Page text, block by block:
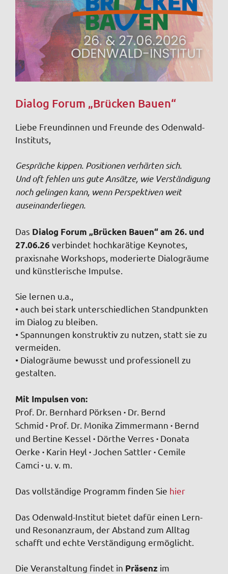
Dialog Forum „Brücken Bauen“
Liebe Freundinnen und Freunde des Odenwald-
Instituts,
Gespräche kippen. Positionen verhärten sich.
Und oft fehlen uns gute Ansätze, wie Verständigung
noch gelingen kann, wenn Perspektiven weit
auseinanderliegen.
Das Dialog Forum „Brücken Bauen“ am 26. und
27.06.26 verbindet hochkarätige Keynotes,
praxisnahe Workshops, moderierte Dialogräume
und künstlerische Impulse.
Sie lernen u.a.,
• auch bei stark unterschiedlichen Standpunkten
im Dialog zu bleiben.
• Spannungen konstruktiv zu nutzen, statt sie zu
vermeiden.
• Dialogräume bewusst und professionell zu
gestalten.
Mit Impulsen von:
Prof. Dr. Bernhard Pörksen · Dr. Bernd
Schmid · Prof. Dr. Monika Zimmermann · Bernd
und Bertine Kessel · Dörthe Verres · Donata
Oerke · Karin Heyl · Jochen Sattler· Cemile
Camci · u. v. m.
Das vollständige Programm finden Sie hier
Das Odenwald-Institut bietet dafür einen Lern-
und Resonanzraum, der Abstand zum Alltag
schafft und echte Verständigung ermöglicht.
Die Veranstaltung findet in Präsenz im